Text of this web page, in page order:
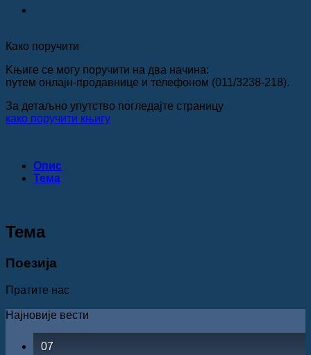
Како поручити
Kњиге се могу поручити на два начина:
путем онлајн-продавнице и телефоном (011/3238-218).
За детаљно упутство погледајте страницу
како поручити књигу
Опис
Teма
Teма
Поезија
Пратите нас
Најновије вести
07